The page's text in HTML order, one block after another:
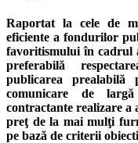
Raportat la cele de
eficiente a fondurilor
favoritismului în cadrul
preferabilă
publicarea
comunicare de
contractante realizare a
preţ de la mai mulţi
pe bază de criterii